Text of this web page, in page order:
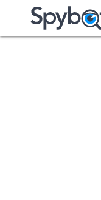
yaaaeag20